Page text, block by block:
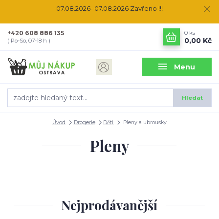
07.08.2026- 07.08.2026 Zavřeno !!!
Menu
Hledat
+420 608 886 135
( Po-So, 07-18 h )
0 ks
0,00 Kč
Úvod Drogerie Děti Pleny a ubrousky
Pleny
Nejprodávanější